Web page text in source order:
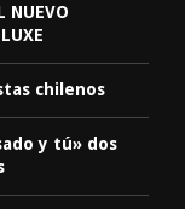
NUEVO
chilenos
y tú» dos